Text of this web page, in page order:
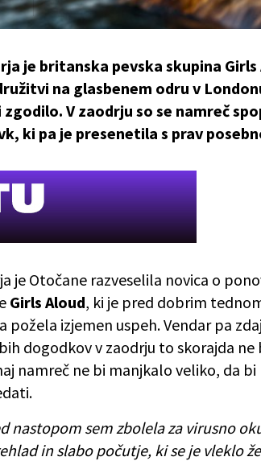
je britanska pevska skupina
na glasbenem odru v
zgodilo. V zaodrju so se namreč
ki pa je presenetila s prav
je Otočane razveselila novica o
Girls Aloud, ki je pred dobrim
požela izjemen uspeh. Vendar pa
dogodkov v zaodrju to skorajda
namreč ne bi manjkalo veliko, da
nastopom sem zbolela za virusno
in slabo počutje, ki se je vleklo